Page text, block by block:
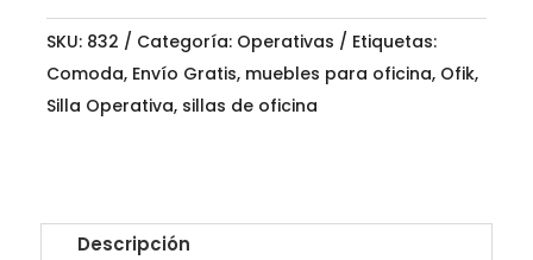
SKU: 832 Categoría: Operativas
Etiquetas:
Comoda, Envío Gratis, muebles para oficina, Ofik,
Silla Operativa, sillas de oficina
Descripción